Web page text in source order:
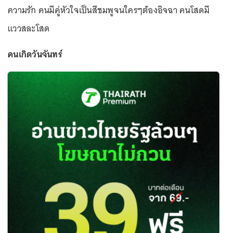
ความรัก คนมีคู่หัวใจเป็นสีชมพูจนใครๆต้องอิจฉา คนโสดมี
แววสละโสด
คนเกิดวันจันทร์